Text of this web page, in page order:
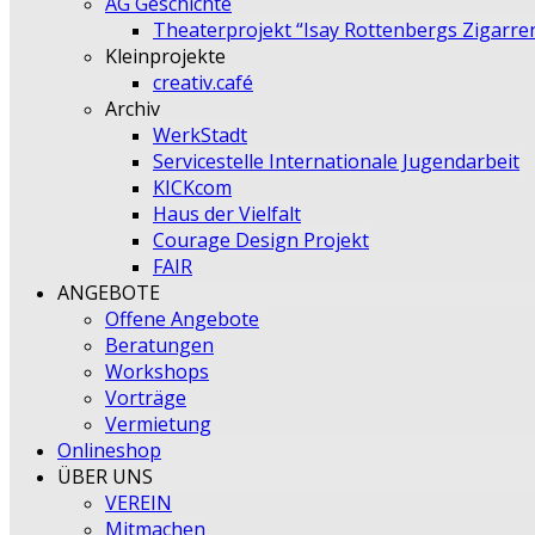
Theaterprojekt “Isay Rottenbergs
Kleinprojekte
creativ.café
Archiv
WerkStadt
Servicestelle Internationale Jugendarbeit
KICKcom
Haus der Vielfalt
Courage Design Projekt
FAIR
ANGEBOTE
Offene Angebote
Beratungen
Workshops
Vorträge
Vermietung
Onlineshop
ÜBER UNS
VEREIN
Mitmachen